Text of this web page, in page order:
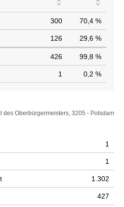
300 70,4 %
126 29,6 %
426 99,8 %
1 0,2 %
des Oberbürgermeisters, 3205 - Potsdam
1
1
1.302
427